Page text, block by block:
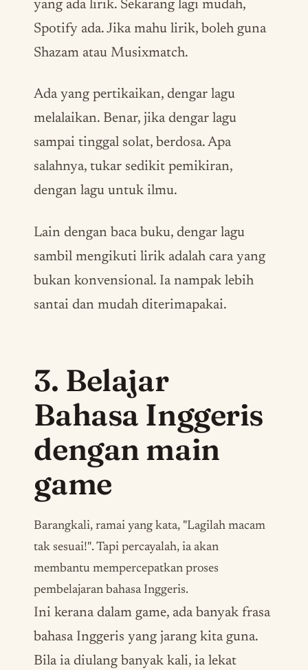
yang ada lirik. Sekarang lagi mudah,
Spotify ada. Jika mahu lirik, boleh guna
Shazam atau Musixmatch.
Ada yang pertikaikan, dengar lagu
melalaikan. Benar, jika dengar lagu
sampai tinggal solat, berdosa. Apa
salahnya, tukar sedikit pemikiran,
dengan lagu untuk ilmu.
Lain dengan baca buku, dengar lagu
sambil mengikuti lirik adalah cara yang
bukan konvensional. Ia nampak lebih
santai dan mudah diterimapakai.
3. Belajar
Bahasa Inggeris
dengan main
game
Barangkali, ramai yang kata, "Lagilah macam
tak sesuai!". Tapi percayalah, ia akan
membantu mempercepatkan proses
pembelajaran bahasa Inggeris.
Ini kerana dalam game, ada banyak frasa
bahasa Inggeris yang jarang kita guna.
Bila ia diulang banyak kali, ia lekat